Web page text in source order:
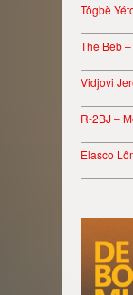
Tôgbè
The Beb
Vidjovi
R-2BJ –
Elasco